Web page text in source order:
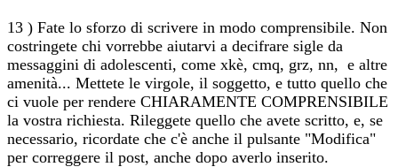
13 ) Fate lo sforzo di scrivere in modo comprensibile. Non
costringete chi vorrebbe aiutarvi a decifrare sigle da
messaggini di adolescenti, come xkè, cmq, grz, nn, e altre
amenità... Mettete le virgole, il soggetto, e tutto quello che
ci vuole per rendere CHIARAMENTE COMPRENSIBILE
la vostra richiesta. Rileggete quello che avete scritto, e, se
necessario, ricordate che c'è anche il pulsante "Modifica"
per correggere il post, anche dopo averlo inserito.